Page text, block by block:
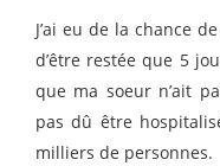
J’ai eu de la chance
d’être restée que 5
que ma soeur n’ait
pas dû être
milliers de personnes.